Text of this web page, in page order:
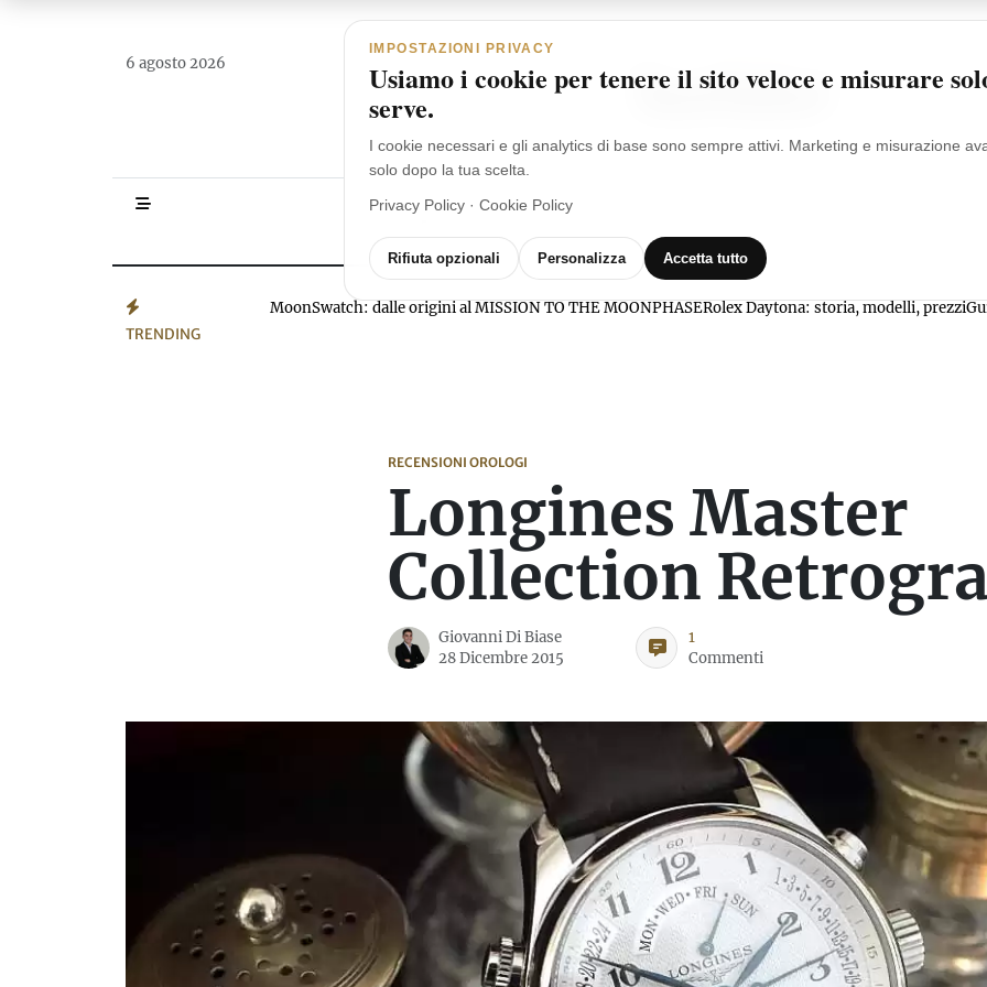
Navigazione principale
6 agosto 2026
TRENDING
MoonSwatch: dalle origini al MISSION TO THE MOONPHASERolex Daytona: storia, modelli, prezzi
RECENSIONI OROLOGI
Longines Master
Collection
Giovanni Di Biase
28 Dicembre 2015
1
Commenti
IMPOSTAZIONI PRIVACY
Usiamo i cookie per tenere il sito veloce e misurare
serve.
I cookie necessari e gli analytics di base sono sempre attivi. Marketing e misurazione
solo dopo la tua scelta.
Privacy Policy · Cookie Policy
Rifiuta opzionali Personalizza Accetta tutto